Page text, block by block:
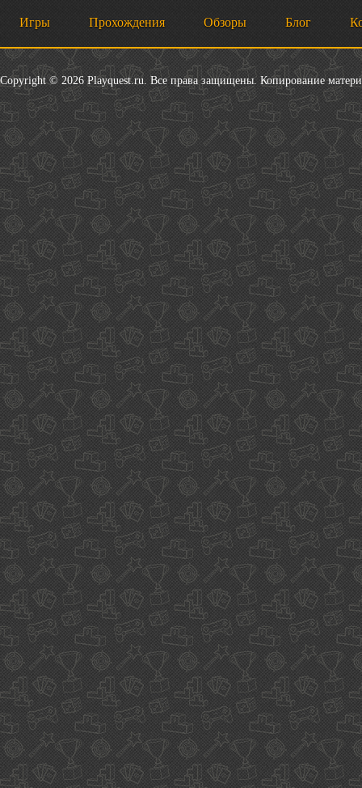
Игры Прохождения Обзоры Блог
Copyright © 2026 Playquest.ru. Все права защищены. Копирование